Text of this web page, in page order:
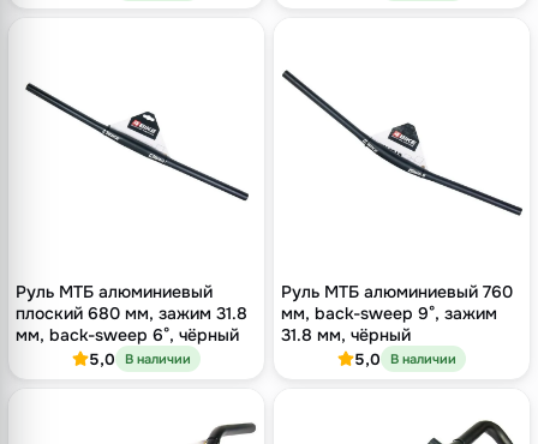
Руль МТБ алюминиевый
плоский 680 мм, зажим 31.8
мм, back-sweep 6°, чёрный
5,0 В наличии
Руль МТБ алюминиевый 760
мм, back-sweep 9°, зажим
31.8 мм, чёрный
5,0 В наличии